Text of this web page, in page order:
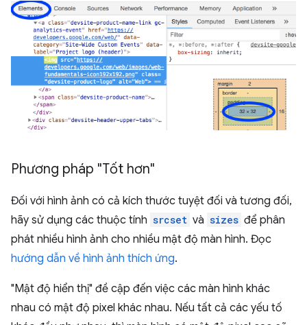
Phương pháp "Tốt hơn"
Đối với hình ảnh có cả kích thước tuyệt đối và tương đối,
hãy sử dụng các thuộc tính srcset và sizes để phân
phát nhiều hình ảnh cho nhiều mật độ màn hình. Đọc
hướng dẫn về hình ảnh thích ứng.
"Mật độ hiển thị" đề cập đến việc các màn hình khác
nhau có mật độ pixel khác nhau. Nếu tất cả các yếu tố